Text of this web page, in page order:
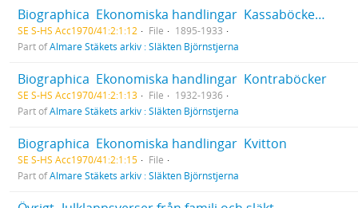
Biographica  Ekonomiska handlingar  Kassaböcker och inkomst/utgiftsböcker
SE S-HS Acc1970/41:2:1:12 File
1895-1933
Part ofAlmare Stäkets arkiv : Släkten Björnstjerna
Biographica  Ekonomiska handlingar  Kontraböcker
SE S-HS Acc1970/41:2:1:13 File
1932-1936
Part ofAlmare Stäkets arkiv : Släkten Björnstjerna
Biographica  Ekonomiska handlingar  Kvitton
SE S-HS Acc1970/41:2:1:15
File
Part ofAlmare Stäkets arkiv : Släkten Björnstjerna